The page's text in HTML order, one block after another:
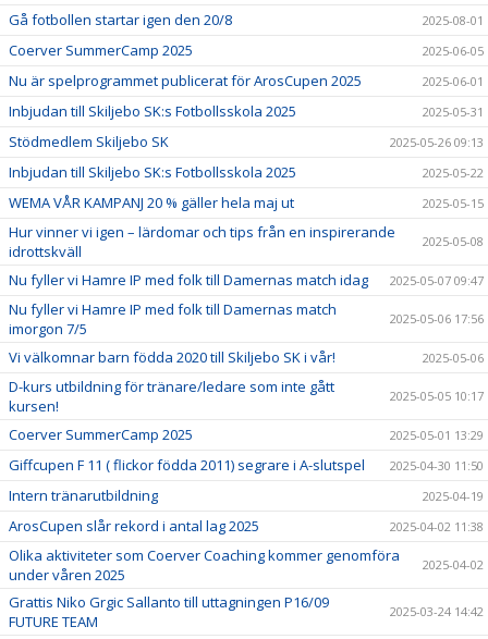
Gå fotbollen startar igen den 20/8 2025-08-01
Coerver SummerCamp 2025 2025-06-05
Nu är spelprogrammet publicerat för ArosCupen 2025 2025-06-01
Inbjudan till Skiljebo SK:s Fotbollsskola 2025 2025-05-31
Stödmedlem Skiljebo SK 2025-05-26 09:13
Inbjudan till Skiljebo SK:s Fotbollsskola 2025 2025-05-22
WEMA VÅR KAMPANJ 20 % gäller hela maj ut 2025-05-15
Hur vinner vi igen – lärdomar och tips från en inspirerande
idrottskväll
2025-05-08
Nu fyller vi Hamre IP med folk till Damernas match idag 2025-05-07 09:47
Nu fyller vi Hamre IP med folk till Damernas match
imorgon 7/5
2025-05-06 17:56
Vi välkomnar barn födda 2020 till Skiljebo SK i vår! 2025-05-06
D-kurs utbildning för tränare/ledare som inte gått
kursen!
2025-05-05 10:17
Coerver SummerCamp 2025 2025-05-01 13:29
Giffcupen F 11 ( flickor födda 2011) segrare i A-slutspel 2025-04-30 11:50
Intern tränarutbildning 2025-04-19
ArosCupen slår rekord i antal lag 2025 2025-04-02 11:38
Olika aktiviteter som Coerver Coaching kommer genomföra
under våren 2025
2025-04-02
Grattis Niko Grgic Sallanto till uttagningen P16/09
FUTURE TEAM
2025-03-24 14:42